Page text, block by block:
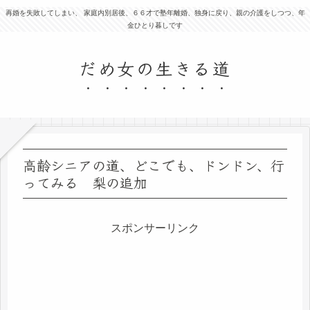
再婚を失敗してしまい、 家庭内別居後、６６才で塾年離婚、独身に戻り、親の介護をしつつ、年
金ひとり暮しです
だめ女の生きる道
高齢シニアの道、どこでも、ドンドン、行
ってみる 梨の追加
スポンサーリンク